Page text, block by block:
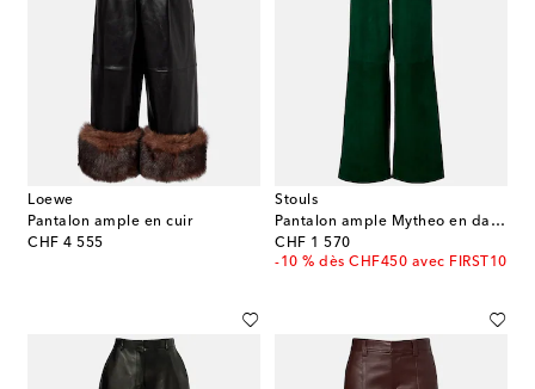
Loewe
Pantalon ample en cuir
CHF 4 555
original price
Stouls
Pantalon ample Mytheo en daim
CHF 1 570
original price
-10 % dès CHF450 avec FIRST10